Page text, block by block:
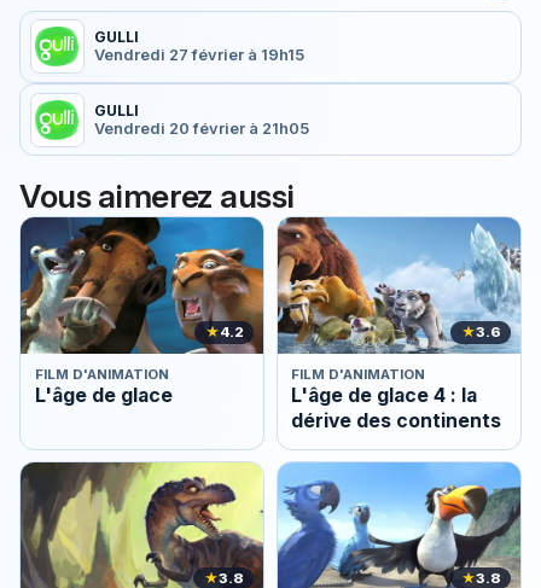
GULLI
Vendredi 27 février à 19h15
GULLI
Vendredi 20 février à 21h05
Vous aimerez aussi
★4.2
FILM D'ANIMATION
L'âge de glace
★3.6
FILM D'ANIMATION
L'âge de glace 4 : la
dérive des continents
★3.8 ★3.8